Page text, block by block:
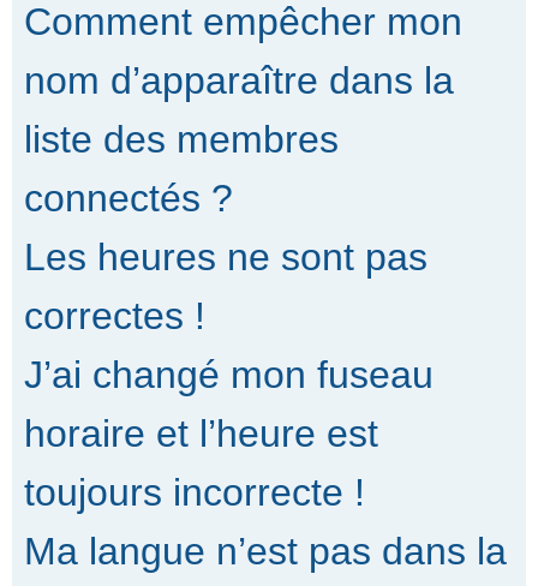
Comment empêcher mon
nom d’apparaître dans la
liste des membres
connectés ?
Les heures ne sont pas
correctes !
J’ai changé mon fuseau
horaire et l’heure est
toujours incorrecte !
Ma langue n’est pas dans la